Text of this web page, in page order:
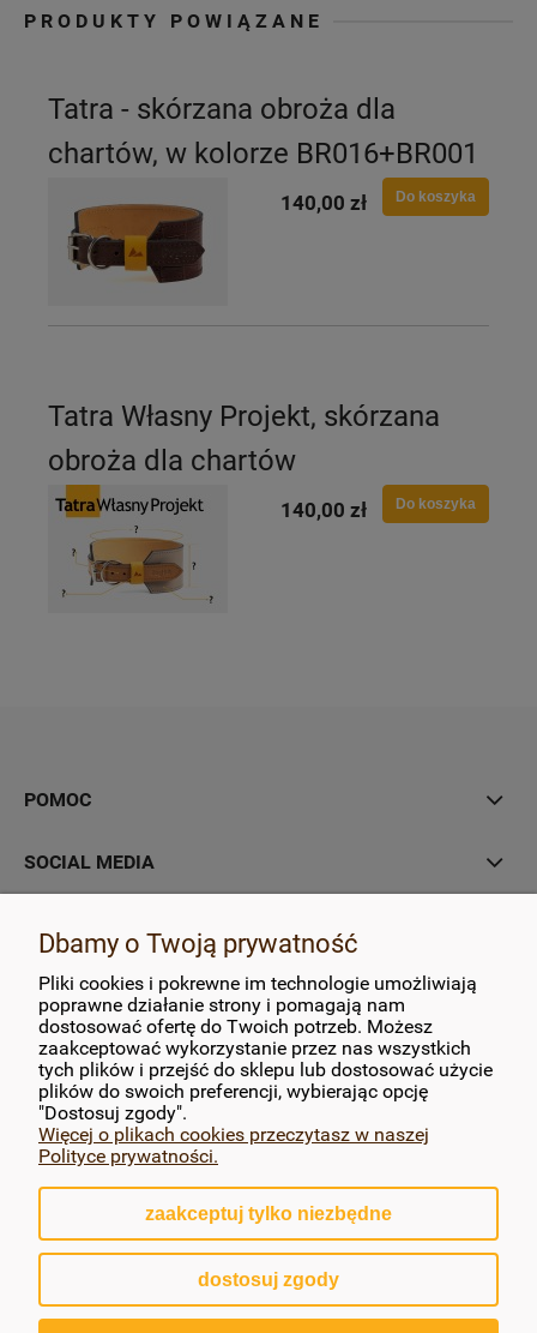
PRODUKTY POWIĄZANE
Tatra - skórzana obroża dla
chartów, w kolorze BR016+BR001
140,00 zł Do koszyka
Tatra Własny Projekt, skórzana
obroża dla chartów
140,00 zł Do koszyka
POMOC
SOCIAL MEDIA
PŁATNOŚCI I DOSTAWA
INFORMACJE
O NAS
Dbamy o Twoją prywatność
Pliki cookies i pokrewne im technologie umożliwiają
poprawne działanie strony i pomagają nam
dostosować ofertę do Twoich potrzeb. Możesz
zaakceptować wykorzystanie przez nas wszystkich
tych plików i przejść do sklepu lub dostosować użycie
plików do swoich preferencji, wybierając opcję
"Dostosuj zgody".
Więcej o plikach cookies przeczytasz w naszej
Polityce prywatności.
zaakceptuj tylko niezbędne
dostosuj zgody